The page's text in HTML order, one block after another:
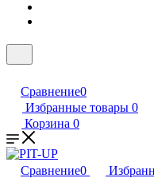
Сравнение0
Избранные товары 0
Корзина 0
Сравнение0